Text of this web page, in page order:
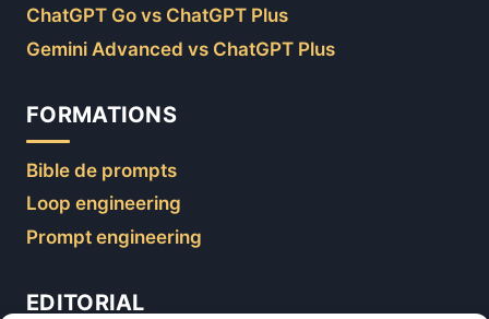
ChatGPT Go vs ChatGPT Plus
Gemini Advanced vs ChatGPT Plus
FORMATIONS
Bible de prompts
Loop engineering
Prompt engineering
EDITORIAL